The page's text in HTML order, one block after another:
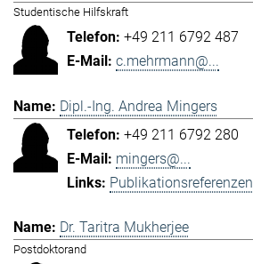
Studentische Hilfskraft
+49 211 6792 487
c.mehrmann@...
Dipl.-Ing. Andrea Mingers
+49 211 6792 280
mingers@...
Publikationsreferenzen
Dr. Taritra Mukherjee
Postdoktorand